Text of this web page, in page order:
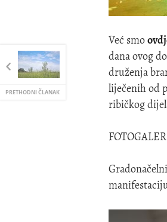
PRETHODNI ČLANAK
Već smo
dana ovog
druženja
liječenih od
ribičkog